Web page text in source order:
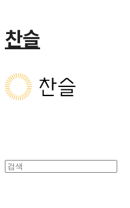
찬슬